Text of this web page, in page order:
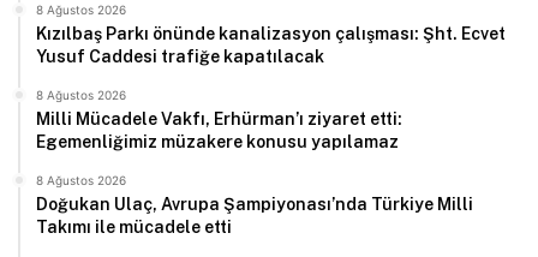
8 Ağustos 2026
Kızılbaş Parkı önünde kanalizasyon çalışması: Şht. Ecvet
Yusuf Caddesi trafiğe kapatılacak
8 Ağustos 2026
Milli Mücadele Vakfı, Erhürman’ı ziyaret etti:
Egemenliğimiz müzakere konusu yapılamaz
8 Ağustos 2026
Doğukan Ulaç, Avrupa Şampiyonası’nda Türkiye Milli
Takımı ile mücadele etti